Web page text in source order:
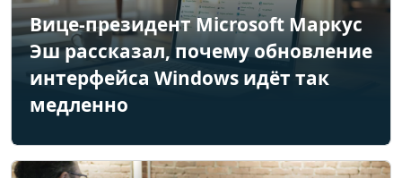
Вице-президент Microsoft Маркус
Эш рассказал, почему обновление
интерфейса Windows идёт так
медленно